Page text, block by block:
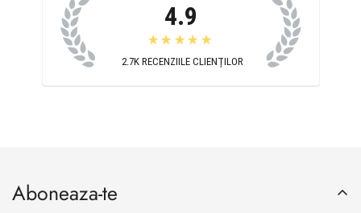
4.9
★★★★★
2.7K RECENZIILE CLIENȚILOR
Aboneaza-te